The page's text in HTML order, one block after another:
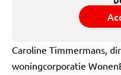
Caroline Timmermans,
woningcorporatie